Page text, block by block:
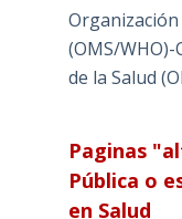
(OMS/
de la Salud
Paginas
Pública o
en Salud